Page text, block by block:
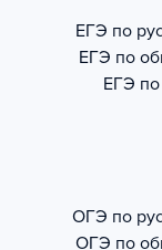
ЕГЭ по
ЕГЭ по
ЕГЭ
ОГЭ по
ОГЭ по